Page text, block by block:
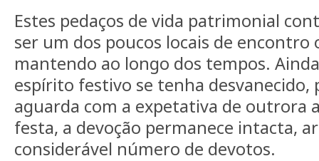
Estes pedaços de vida patrimonial
ser um dos poucos locais de encontro
mantendo ao longo dos tempos.
espírito festivo se tenha desvanecido,
aguarda com a expetativa de outrora
festa, a devoção permanece intacta,
considerável número de devotos.